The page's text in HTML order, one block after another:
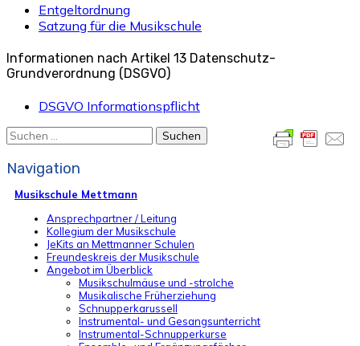
Entgeltordnung
Satzung für die Musikschule
Informationen nach Artikel 13 Datenschutz-
Grundverordnung (DSGVO)
DSGVO Informationspflicht
Suchen
Navigation
Musikschule Mettmann
Ansprechpartner / Leitung
Kollegium der Musikschule
JeKits an Mettmanner Schulen
Freundeskreis der Musikschule
Angebot im Überblick
Musikschulmäuse und -strolche
Musikalische Früherziehung
Schnupperkarussell
Instrumental- und Gesangsunterricht
Instrumental-Schnupperkurse